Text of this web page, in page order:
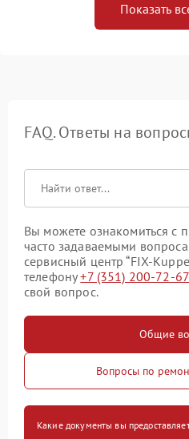
Показать
FAQ. Ответы на
Вы можете ознакомиться с
часто задаваемыми
сервисный центр “FIX-
телефону+7 (351) 200-72-67
свой вопрос.
Общие
Вопросы по
Какие документы вы